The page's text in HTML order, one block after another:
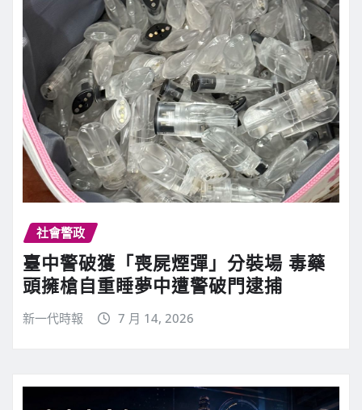
社會警政
臺中警破獲「喪屍煙彈」分裝場 毒藥
頭擁槍自重睡夢中遭警破門逮捕
新一代時報 7 月 14, 2026